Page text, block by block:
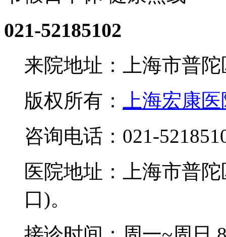
021-52185102
来院地址：上海市普
版权所有：
上海宏康
咨询电话：021-
医院地址：上海市普
口)。